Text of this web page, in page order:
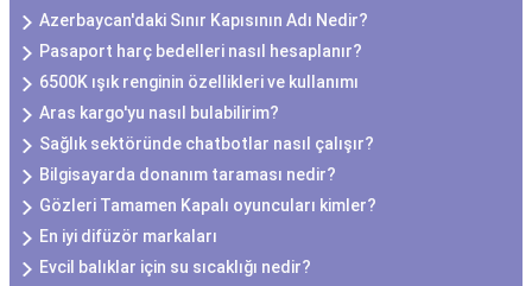
Azerbaycan'daki Sınır Kapısının Adı Nedir?
Pasaport harç bedelleri nasıl hesaplanır?
6500K ışık renginin özellikleri ve kullanımı
Aras kargo'yu nasıl bulabilirim?
Sağlık sektöründe chatbotlar nasıl çalışır?
Bilgisayarda donanım taraması nedir?
Gözleri Tamamen Kapalı oyuncuları kimler?
En iyi difüzör markaları
Evcil balıklar için su sıcaklığı nedir?